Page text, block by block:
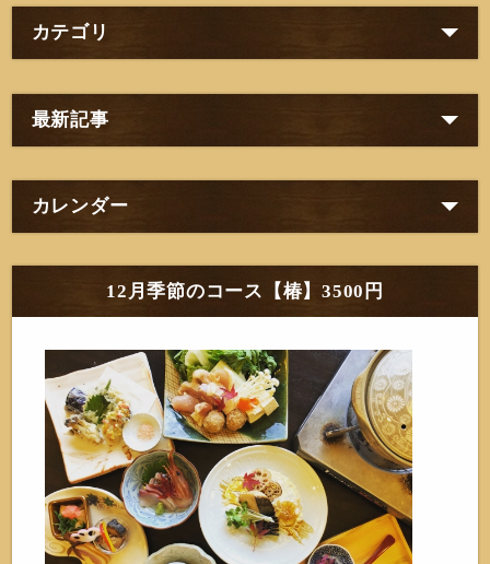
カテゴリ
最新記事
カレンダー
12月季節のコース【椿】3500円